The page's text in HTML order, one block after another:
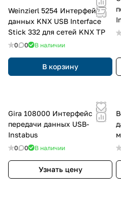
Weinzierl 5254 Интерфейс
данных KNX USB Interface
Stick 332 для сетей KNX TP
0 0 В наличии
В корзину
Gira 108000 Интерфейс
передачи данных USB-
Instabus
0 0 В наличии
Узнать цену